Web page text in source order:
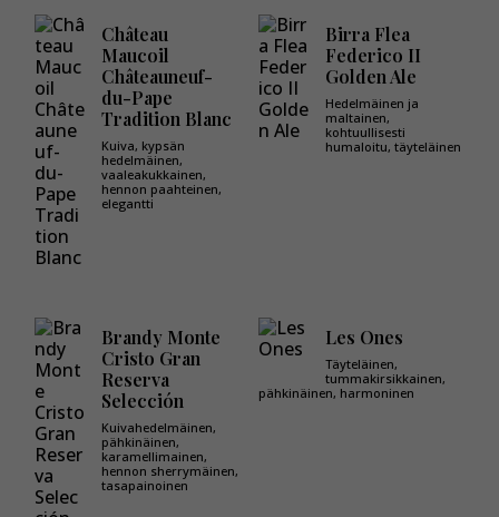
Château
Maucoil
Châteauneuf-
du-Pape
Tradition Blanc
Kuiva, kypsän
hedelmäinen,
vaaleakukkainen,
hennon paahteinen,
elegantti
Birra Flea
Federico II
Golden Ale
Hedelmäinen ja
maltainen,
kohtuullisesti
humaloitu, täyteläinen
Brandy Monte
Cristo Gran
Reserva
Selección
Kuivahedelmäinen,
pähkinäinen,
karamellimainen,
hennon sherrymäinen,
tasapainoinen
Les Ones
Täyteläinen,
tummakirsikkainen,
pähkinäinen, harmoninen